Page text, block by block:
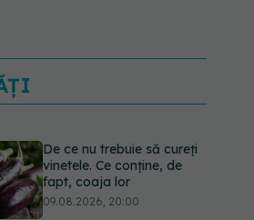
De ce nu trebuie să cureți
vinetele. Ce conține, de
fapt, coaja lor
09.08.2026, 20:00